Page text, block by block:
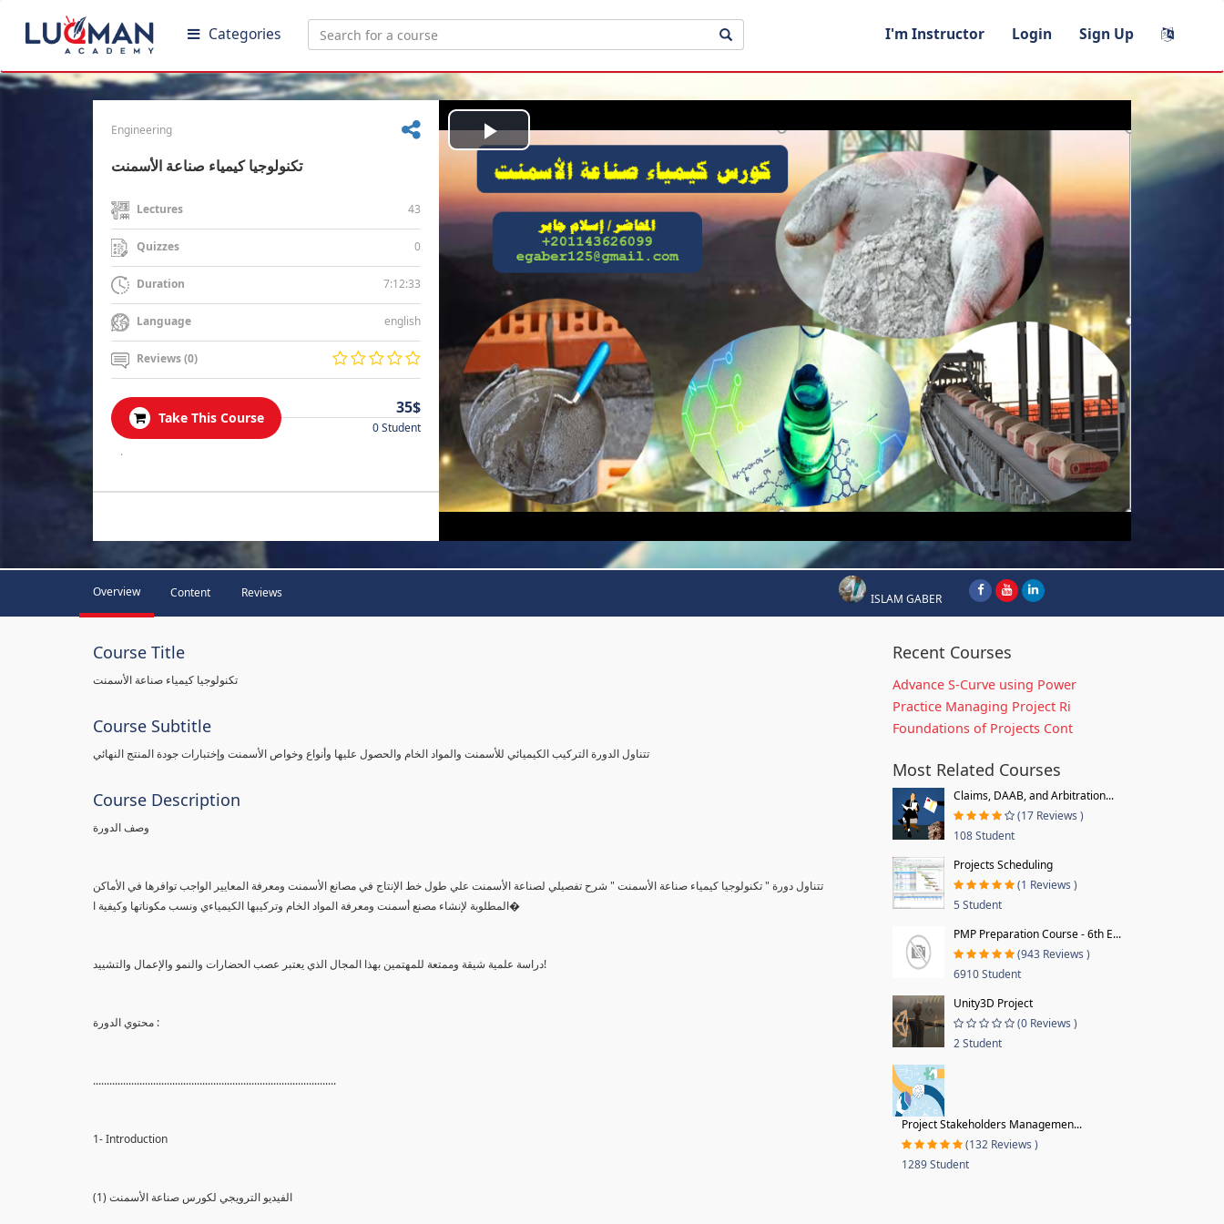
Categories I'm Instructor Login Sign Up
Engineering
تكنولوجيا كيمياء صناعة الأسمنت
Lectures 43
Quizzes 0
Duration 7:12:33
Language english
Reviews (0)
Take This Course
35$
0 Student
.
Play
Video
Overview Content Reviews ISLAM GABER
Course Title
تكنولوجيا كيمياء صناعة الأسمنت
Course Subtitle
تتناول الدورة التركيب الكيميائي للأسمنت والمواد الخام والحصول عليها وأنواع وخواص الأسمنت وإختبارات جودة المنتج النهائي
Course Description
وصف الدورة
تتناول دورة " تكنولوجيا كيمياء صناعة الأسمنت " شرح تفصيلي لصناعة الأسمنت علي طول خط الإنتاج في مصانع الأسمنت ومعرفة المعايير الواجب توافرها في الأماكن
المطلوبة لإنشاء مصنع أسمنت ومعرفة المواد الخام وتركيبها الكيمياءي ونسب مكوناتها وكيفية ا�
دراسة علمية شيقة وممتعة للمهتمين بهذا المجال الذي يعتبر عصب الحضارات والنمو والإعمال والتشييد!
محتوي الدورة :
.........................................................................................
1- Introduction
(1) الفيديو الترويجي لكورس صناعة الأسمنت
Recent Courses
Advance S-Curve using Power
Practice Managing Project Ri
Foundations of Projects Cont
Most Related Courses
Claims, DAAB, and Arbitration...
(17 Reviews )
108 Student
Projects Scheduling
(1 Reviews )
5 Student
PMP Preparation Course - 6th E...
(943 Reviews )
6910 Student
Unity3D Project
(0 Reviews )
2 Student
Project Stakeholders Managemen...
(132 Reviews )
1289 Student